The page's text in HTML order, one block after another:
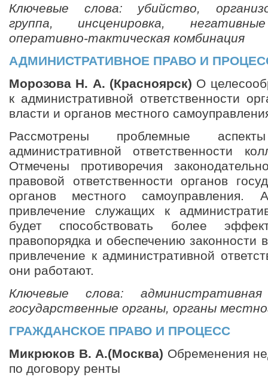
Ключевые слова: убийство,
группа, инсценировка,
оперативно-тактическая комбинация
АДМИНИСТРАТИВНОЕ ПРАВО И
Морозова Н. А. (Красноярск) О
к административной ответственности
власти и органов местного
Рассмотрены проблемные
административной ответственности
Отмечены противоречия
правовой ответственности органов
органов местного самоуправления.
привлечение служащих к
будет способствовать более
правопорядка и обеспечению законности
привлечение к административной
они работают.
Ключевые слова:
государственные органы, органы
ГРАЖДАНСКОЕ ПРАВО И ПРОЦЕСС
Микрюков В. А.(Москва) Обременения
по договору ренты